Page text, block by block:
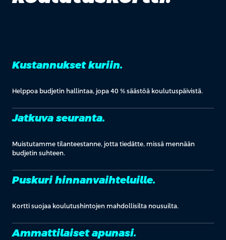
Kustannukset kuriin.
Helppoa budjetin hallintaa, jopa 40 % säästöä koulutuspäivistä.
Jatkuva seuranta.
Muistutamme tilanteestanne, jotta tiedätte, missä mennään
budjetin suhteen.
Puskuri hinnanvaihteluille.
Kortti suojaa koulutushintojen mahdollisilta nousuilta.
Ammattilaiset apunasi.